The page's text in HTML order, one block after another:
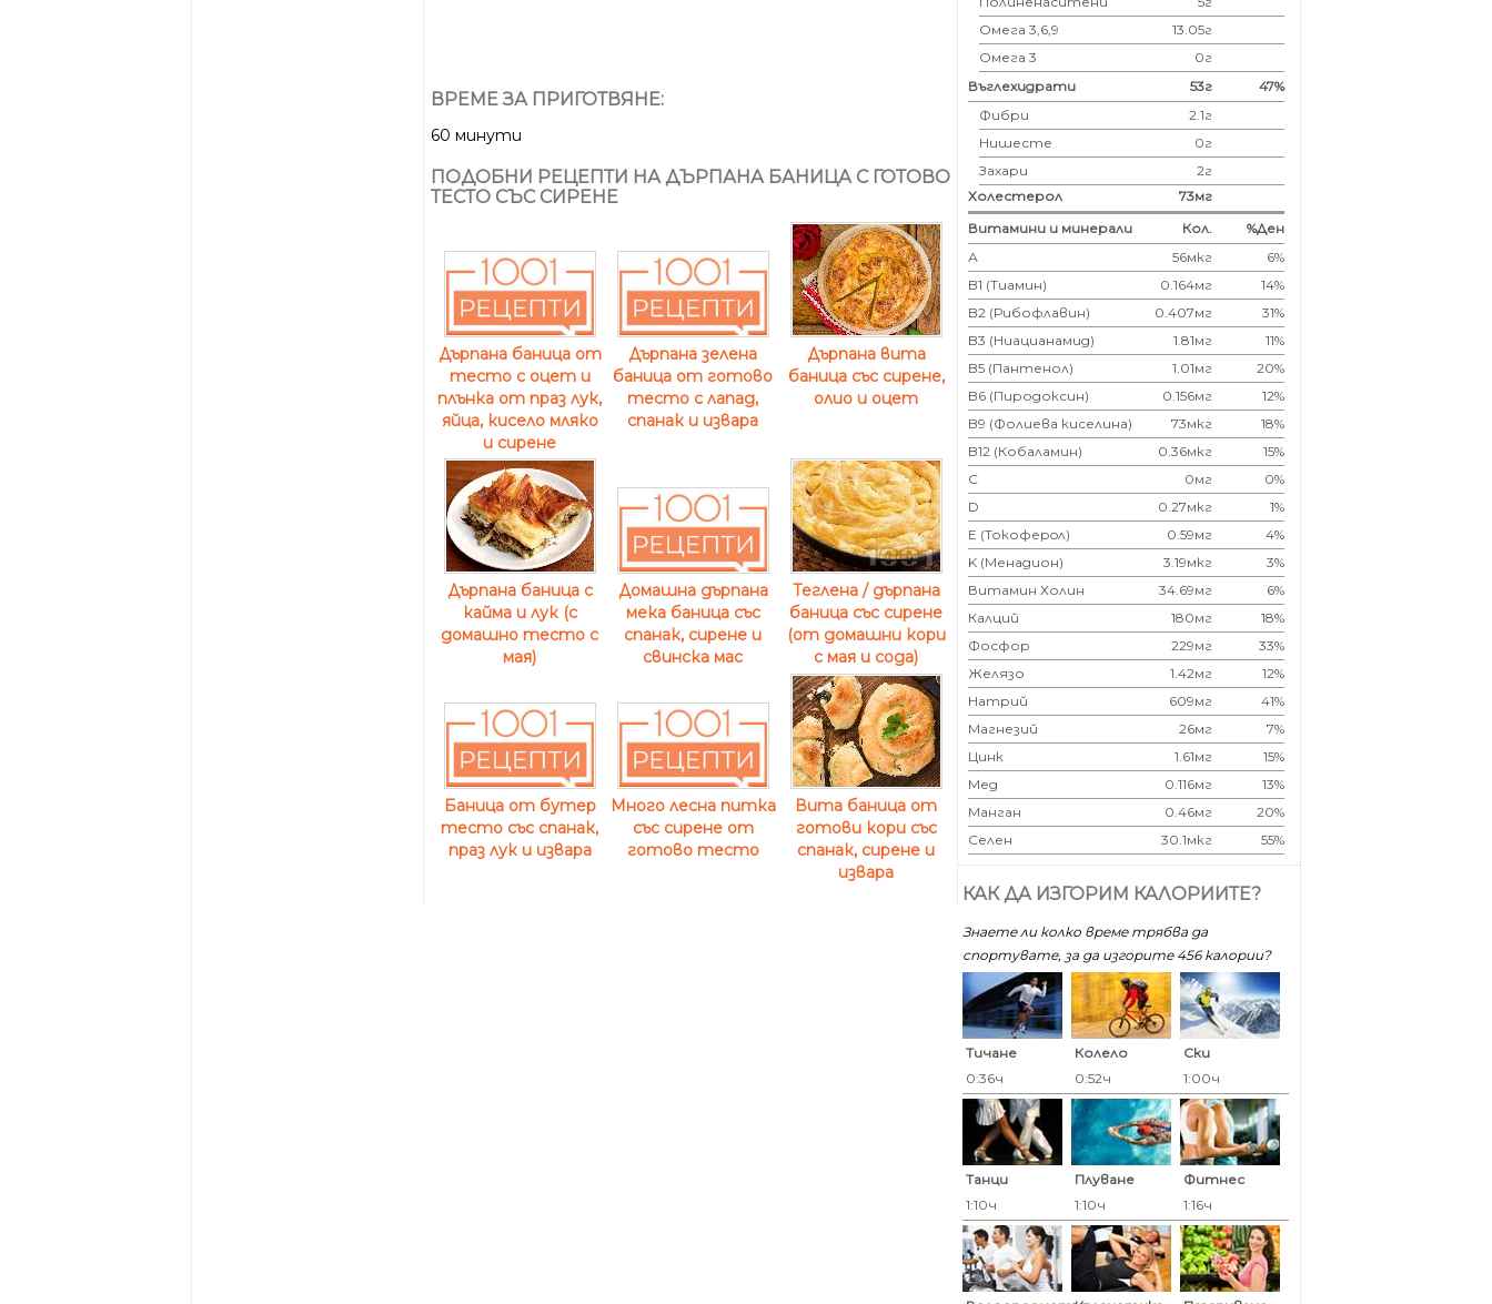
ВРЕМЕ ЗА ПРИГОТВЯНЕ:
60 минути
ПОДОБНИ РЕЦЕПТИ НА ДЪРПАНА БАНИЦА С ГОТОВО
ТЕСТО СЪС СИРЕНЕ
Дърпана баница от
тесто с оцет и
плънка от праз лук,
яйца, кисело мляко
и сирене
Дърпана зелена
баница от готово
тесто с лапад,
спанак и извара
Дърпана вита
баница със сирене,
олио и оцет
Дърпана баница с
кайма и лук (с
домашно тесто с
мая)
Домашна дърпана
мека баница със
спанак, сирене и
свинска мас
Теглена / дърпана
баница със сирене
(от домашни кори
с мая и сода)
Баница от бутер
тесто със спанак,
праз лук и извара
Много лесна питка
със сирене от
готово тесто
Вита баница от
готови кори със
спанак, сирене и
извара
Омега 3,6,9
13.05г
Омега 3
0г
Въглехидрати
53г
47%
Фибри
2.1г
Нишесте
0г
Захари
2г
Холестерол
73мг
Витамини и минерали
Кол.
%Ден
А
56мкг
6%
B1 (Тиамин)
0.164мг
14%
B2 (Рибофлавин)
0.407мг
31%
B3 (Ниацианамид)
1.81мг
11%
B5 (Пантенол)
1.01мг
20%
B6 (Пиродоксин)
0.156мг
12%
B9 (Фолиева киселина)
73мкг
18%
B12 (Кобаламин)
0.36мкг
15%
C
0мг
0%
D
0.27мкг
1%
E (Токоферoл)
0.59мг
4%
K (Менадион)
3.19мкг
3%
Витамин Холин
34.69мг
6%
Калций
180мг
18%
Фосфор
229мг
33%
Желязо
1.42мг
12%
Натрий
609мг
41%
Магнезий
26мг
7%
Цинк
1.61мг
15%
Мед
0.116мг
13%
Манган
0.46мг
20%
Селен
30.1мкг 55%
КАК ДА ИЗГОРИМ КАЛОРИИТЕ?
Знаете ли колко време трябва да
спортувате, за да изгорите 456 калoрии?
Тичане
0:36ч
Колело
0:52ч
Ски
1:00ч
Танци
1:10ч
Плуване
1:10ч
Фитнес
1:16ч